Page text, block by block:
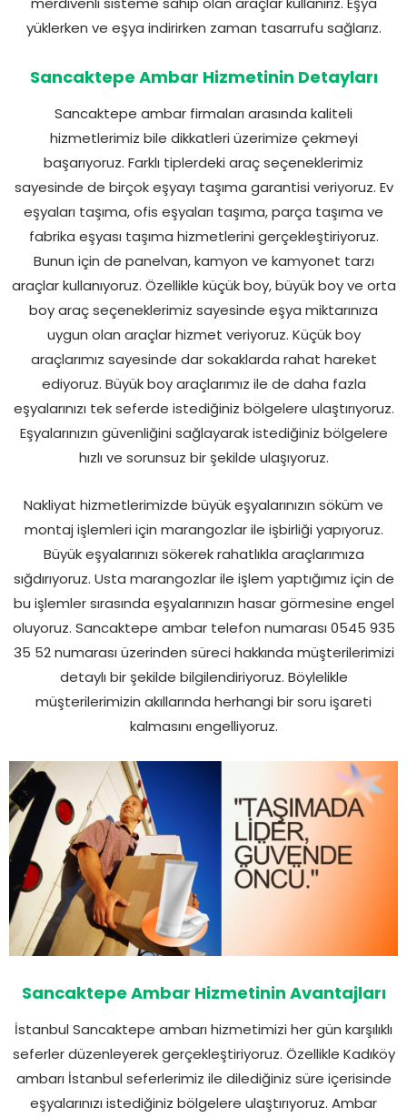
yüklerken ve eşya indirirken zaman tasarrufu sağlarız.
Sancaktepe Ambar Hizmetinin Detayları
Sancaktepe ambar firmaları arasında kaliteli
hizmetlerimiz bile dikkatleri üzerimize çekmeyi
başarıyoruz. Farklı tiplerdeki araç seçeneklerimiz
sayesinde de birçok eşyayı taşıma garantisi veriyoruz. Ev
eşyaları taşıma, ofis eşyaları taşıma, parça taşıma ve
fabrika eşyası taşıma hizmetlerini gerçekleştiriyoruz.
Bunun için de panelvan, kamyon ve kamyonet tarzı
araçlar kullanıyoruz. Özellikle küçük boy, büyük boy ve orta
boy araç seçeneklerimiz sayesinde eşya miktarınıza
uygun olan araçlar hizmet veriyoruz. Küçük boy
araçlarımız sayesinde dar sokaklarda rahat hareket
ediyoruz. Büyük boy araçlarımız ile de daha fazla
eşyalarınızı tek seferde istediğiniz bölgelere ulaştırıyoruz.
Eşyalarınızın güvenliğini sağlayarak istediğiniz bölgelere
hızlı ve sorunsuz bir şekilde ulaşıyoruz.
Nakliyat hizmetlerimizde büyük eşyalarınızın söküm ve
montaj işlemleri için marangozlar ile işbirliği yapıyoruz.
Büyük eşyalarınızı sökerek rahatlıkla araçlarımıza
sığdırıyoruz. Usta marangozlar ile işlem yaptığımız için de
bu işlemler sırasında eşyalarınızın hasar görmesine engel
oluyoruz. Sancaktepe ambar telefon numarası 0545 935
35 52 numarası üzerinden süreci hakkında müşterilerimizi
detaylı bir şekilde bilgilendiriyoruz. Böylelikle
müşterilerimizin akıllarında herhangi bir soru işareti
kalmasını engelliyoruz.
Sancaktepe Ambar Hizmetinin Avantajları
İstanbul Sancaktepe ambarı hizmetimizi her gün karşılıklı
seferler düzenleyerek gerçekleştiriyoruz. Özellikle Kadıköy
ambarı İstanbul seferlerimiz ile dilediğiniz süre içerisinde
eşyalarınızı istediğiniz bölgelere ulaştırıyoruz. Ambar